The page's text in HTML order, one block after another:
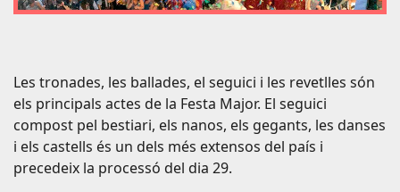
Les tronades, les ballades, el seguici i les revetlles són
els principals actes de la Festa Major. El seguici
compost pel bestiari, els nanos, els gegants, les danses
i els castells és un dels més extensos del país i
precedeix la processó del dia 29.